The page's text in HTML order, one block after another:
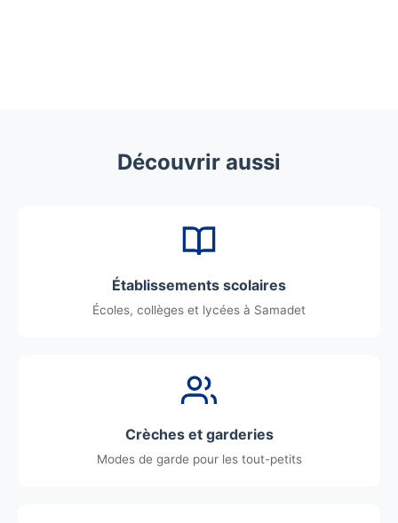
Découvrir aussi
Établissements scolaires
Écoles, collèges et lycées à Samadet
Crèches et garderies
Modes de garde pour les tout-petits